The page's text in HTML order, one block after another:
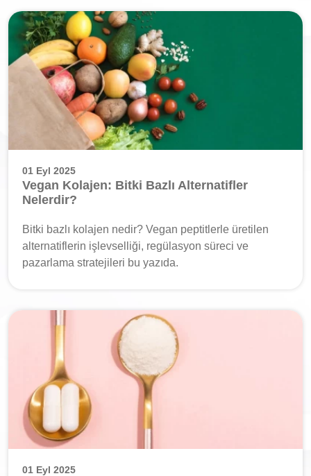
01 Eyl 2025
Vegan Kolajen: Bitki Bazlı Alternatifler
Nelerdir?
Bitki bazlı kolajen nedir? Vegan peptitlerle üretilen
alternatiflerin işlevselliği, regülasyon süreci ve
pazarlama stratejileri bu yazıda.
01 Eyl 2025